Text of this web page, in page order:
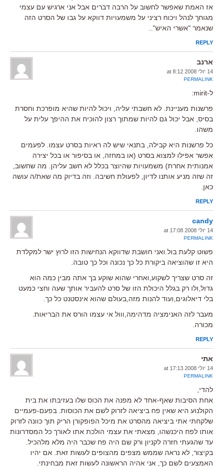
אז האמת שאפשר לחשוב על הרבה דברים אבל אני ארגיש עם עצמי
מגוחך לנהל ויכוח רציני על משמעויות דווקא על גבו של הסרט הזה
שנאמר "אשרי האיש"..
REPLY
ארנב
14 יולי 2008 at 8:12
PERMALINK
ל-mirit:
פרשנות מעניינת. לא חשבתי עליה, ויכול להיות שהיא מופרכת וחסרת
בסיס, אבל יכול גם להיות שמתוך רצון להוכיח את ההיפך עלית על
משהו.
כל פרשנות היא קבילה, בתנאי שיש לה ראיות בסרט עצמו. לפעמים
אפשר אפילו למצוא בסרט (או במחזה, או בסיפור או בכל יצירה
אמנותית אחרת) משמעויות שהיוצר בכלל לא חשב עליהן. מה שחשוב,
זה שזה מניע אותנו לדיון, לפעולת חשיבה. וזה בדיוק מה שאת/ה עושה
כאן.
REPLY
candy
14 יולי 2008 at 17:08
PERMALINK
פשוט קלעת בול.ואני חושבת שדווקא הנחישות הזו לרוץ ישר למקלדת
היא זו שהוציאה ביקורת כל כך נכונה וכל כך טובה.
זה סרט שצריך לשקוע,ואחרי שהוא שוקע בך אתה מבין כמה הוא
גדול,ולו רק בגלל היכולת הזו של סרט להעביר אותך שעה וחצי כמעט
בלי דיאלוגים,ועוד להנות מזה,בעולם שהוא אינסטנט כל כך.
מעבר לזה האנימציה מדהימה,ווול אי עצמו הורס את הבריאות.
מכורה.
REPLY
אתי
14 יולי 2008 at 17:13
PERMALINK
להדי,
אחת הסיבות שאף-אחד לא מפנה את הכוס שלו בעזיבתו את בית
הקולנוע היא שאין פח ביציאה לזרוק לשם את הכוסות. בפעם-פעמיים
שלקחתי אתי ביציאה מהסרט את מיכל הפופקורן הריק תוך כוונה לזרוק
אותו לפח היכנשהו, מצאתי את עצמי הולכת אתו לאורך כל המסדרונות
עד שהגעתי חזרה לקניון ורק שם היה פח שכבר היה מלא מלהכיל.
בקיצור, לא נראה שממש מצפים מהצופים לעשות זאת. אם יהיו
האמצעים לשם כך, אני אהיה הראשונה לעשות זאת מבחינתי.